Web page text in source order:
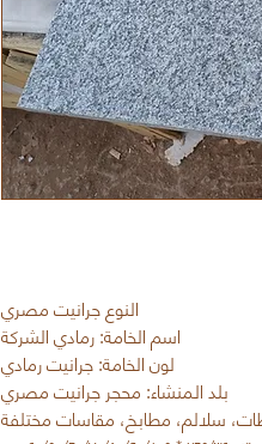
النوع جرانيت مصري
اسم الخامة: رمادي الشركة
لون الخامة: جرانيت رمادي
بلد المنشاء: محجر جرانيت مصري
سلالم، مطابخ، مقاسات مختلفة